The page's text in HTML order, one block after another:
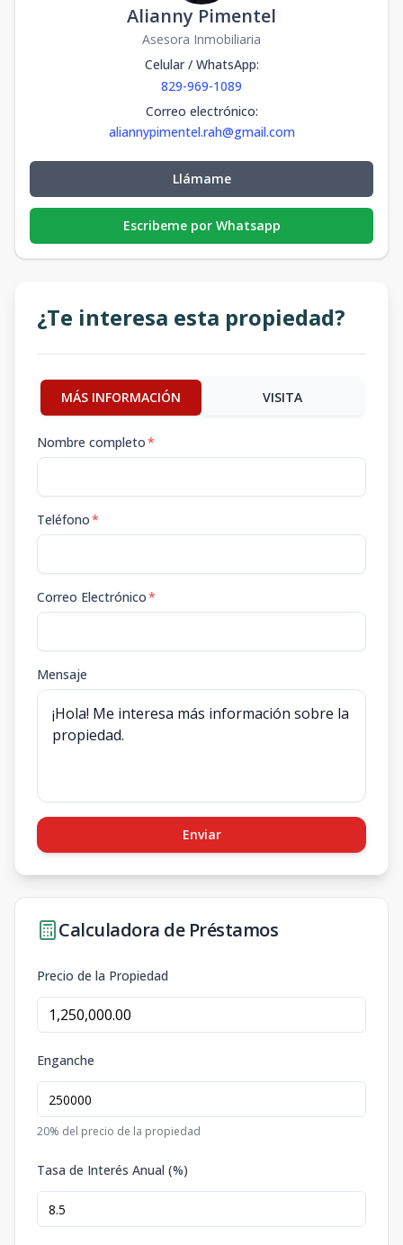
Alianny Pimentel
Asesora Inmobiliaria
Celular / WhatsApp:
829-969-1089
Correo electrónico:
aliannypimentel.rah@gmail.com
Llámame
Escribeme por Whatsapp
¿Te interesa esta propiedad?
MÁS INFORMACIÓN VISITA
Nombre completo*
Teléfono*
Correo Electrónico*
Mensaje
Enviar
Calculadora de Préstamos
Precio de la Propiedad
Enganche
20% del precio de la propiedad
Tasa de Interés Anual (%)